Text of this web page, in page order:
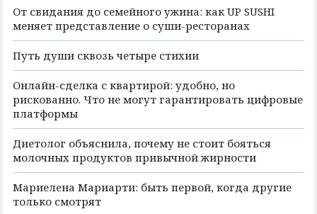
От свидания до семейного ужина: как UP SUSHI
меняет представление о суши-ресторанах
Путь души сквозь четыре стихии
Онлайн-сделка с квартирой: удобно, но
рискованно. Что не могут гарантировать цифровые
платформы
Диетолог объяснила, почему не стоит бояться
молочных продуктов привычной жирности
Мариелена Мариарти: быть первой, когда другие
только смотрят